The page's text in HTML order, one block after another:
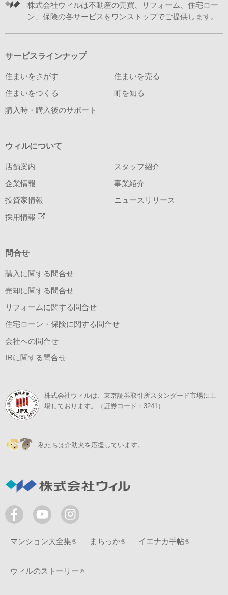
株式会社ウィルは不動産の売買、リフォーム、住宅ロー
ン、保険の各サービスをワンストップでご提供します。
サービスラインナップ
住まいをさがす 住まいを売る
住まいをつくる 町を知る
購入時・購入後のサポート
ウィルについて
店舗案内 スタッフ紹介
企業情報 事業紹介
投資家情報 ニュースリリース
採用情報
問合せ
購入に関する問合せ
売却に関する問合せ
リフォームに関する問合せ
住宅ローン・保険に関する問合せ
会社への問合せ
IRに関する問合せ
株式会社ウィルは、東京証券取引所スタンダード市場に上
場しております。（証券コード：3241）
私たちは介助犬を応援しています。
マンション大全集 まちっか イエナカ手帖
ウィルのストーリー